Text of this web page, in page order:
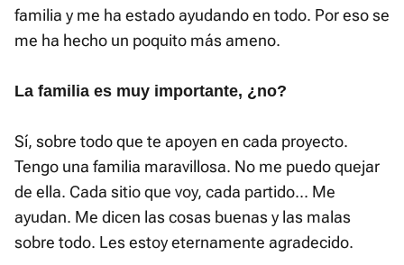
familia y me ha estado ayudando en todo. Por eso se
me ha hecho un poquito más ameno.
La familia es muy importante, ¿no?
Sí, sobre todo que te apoyen en cada proyecto.
Tengo una familia maravillosa. No me puedo quejar
de ella. Cada sitio que voy, cada partido... Me
ayudan. Me dicen las cosas buenas y las malas
sobre todo. Les estoy eternamente agradecido.